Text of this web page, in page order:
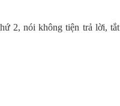
2, nói không tiện trả lời, tắt